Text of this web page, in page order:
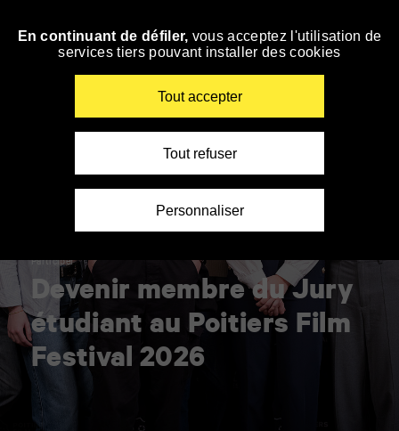
Accéder
Participer
Devenir membre du Jury
étudiant au Poitiers Film
Festival 2026
En continuant de défiler, vous acceptez l'utilisation de
services tiers pouvant installer des cookies
Tout accepter
Tout refuser
Personnaliser